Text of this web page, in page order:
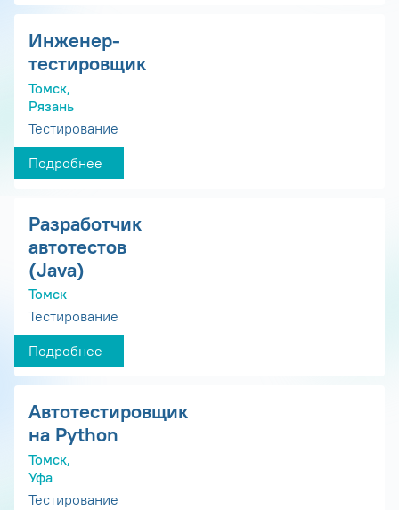
Инженер-
тестировщик
Томск,
Рязань
Тестирование
Подробнее
Разработчик
автотестов
(Java)
Томск
Тестирование
Подробнее
Автотестировщик
на Python
Томск,
Уфа
Тестирование